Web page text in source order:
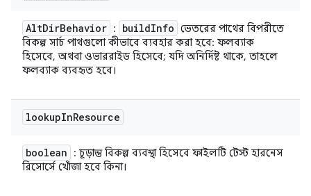
AltDirBehavior : buildInfo ভেতরের পাথের বিপরীতে
বিকল্প সার্চ পাথগুলো কীভাবে ব্যবহার করা হবে: ফলব্যাক
হিসেবে, অথবা ওভাররাইড হিসেবে; যদি অনির্দিষ্ট থাকে, তাহলে
ফলব্যাক ব্যবহৃত হবে।
lookupInResource
boolean
: চূড়ান্ত বিকল্প ব্যবস্থা হিসেবে ফাইলটি টেস্ট হারনেস
রিসোর্সে খোঁজা হবে কিনা।